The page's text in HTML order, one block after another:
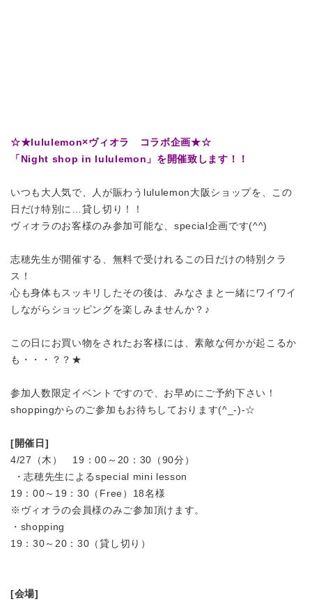
☆★lululemon×ヴィオラ コラボ企画★☆
「Night shop in lululemon」を開催致します！！
いつも大人気で、人が賑わうlululemon大阪ショップを、この
日だけ特別に…貸し切り！！
ヴィオラのお客様のみ参加可能な、special企画です(^^)
志穂先生が開催する、無料で受けれるこの日だけの特別クラ
ス！
心も身体もスッキリしたその後は、みなさまと一緒にワイワイ
しながらショッピングを楽しみませんか？♪
この日にお買い物をされたお客様には、素敵な何かが起こるか
も・・・？？★
参加人数限定イベントですので、お早めにご予約下さい！
shoppingからのご参加もお待ちしております(^_-)-☆
[開催日]
4/27（木） 19：00～20：30（90分）
・志穂先生によるspecial mini lesson
19：00～19：30（Free）18名様
※ヴィオラの会員様のみご参加頂けます。
・shopping
19：30～20：30（貸し切り）
[会場]